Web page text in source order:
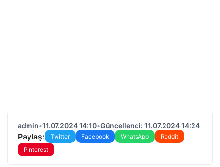
admin•11.07.2024 14:10•Güncellendi: 11.07.2024 14:24
Paylaş: Twitter Facebook WhatsApp
Reddit
Pinterest